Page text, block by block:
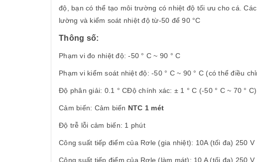
độ, bạn có thể tạo môi trường có nhiệt độ tối ưu cho cá.
lường và kiểm soát nhiệt độ từ-50 để 90 °C
Thông số:
Phạm vi đo nhiệt độ: -50 ° C ~ 90 ° C
Phạm vi kiểm soát nhiệt độ: -50 ° C ~ 90 ° C (có thể điều
Độ phân giải: 0.1 ° CĐộ chính xác: ± 1 ° C (-50 ° C ~ 70 ° C)
Cảm biến: Cảm biến NTC 1 mét
Độ trễ lỗi cảm biến: 1 phút
Công suất tiếp điểm của Rơle (gia nhiệt): 10A (tối đa) 250 V
Công suất tiếp điểm của Rơle (làm mát): 10 A (tối đa) 250 V